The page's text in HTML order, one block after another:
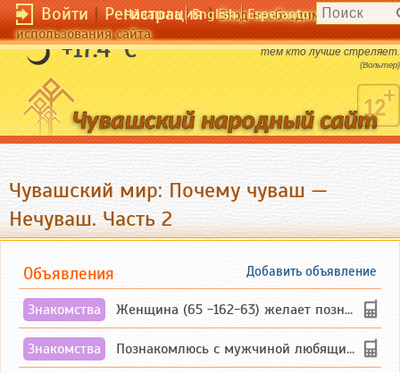
Войти|Регистрация|Вход необходим для
использования сайта
Чӑвашла English Esperanto
+17.4 °C
Бог помогает не большим батальенам, а
тем кто лучше стреляет.
(Вольтер)
Чувашский мир: Почему чуваш —
Нечуваш. Часть 2
Добавить объявление
Объявления
Знакомства Женщина (65 -162-63) желает познакомиться с одиноким, добродушным, без вредных ...
Знакомства Познакомлюсь с мужчиной любящим танцевать и петь на родном чувашском языке